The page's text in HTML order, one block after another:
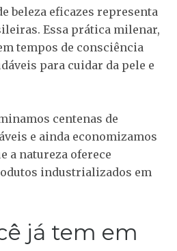
beleza eficazes representa
Essa prática milenar,
tempos de consciência
para cuidar da pele e
centenas de
e ainda economizamos
a natureza oferece
industrializados em
já tem em